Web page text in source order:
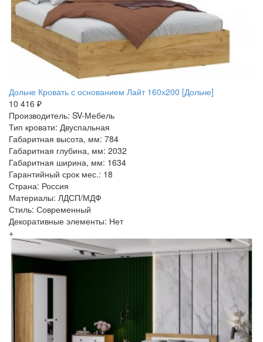
Дольче Кровать с основанием Лайт 160х200 [Дольче]
10 416 ₽
Производитель: SV-Мебель
Тип кровати: Двуспальная
Габаритная высота, мм: 784
Габаритная глубина, мм: 2032
Габаритная ширина, мм: 1634
Гарантийный срок мес.: 18
Страна: Россия
Материалы: ЛДСП/МДФ
Стиль: Современный
Декоративные элементы: Нет
+